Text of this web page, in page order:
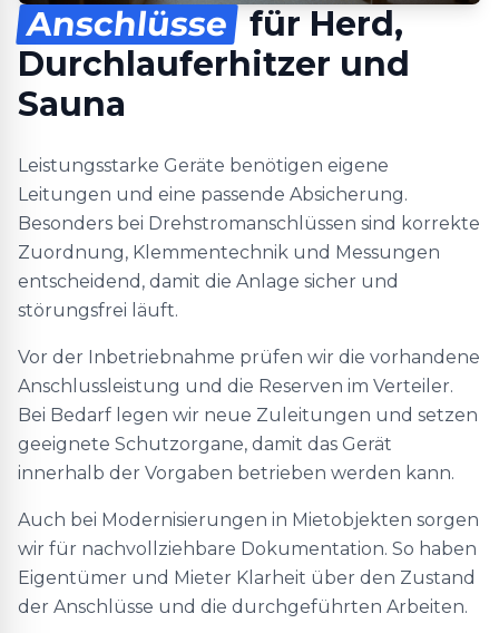
Anschlüsse für Herd,
Durchlauferhitzer und
Sauna
Leistungsstarke Geräte benötigen eigene
Leitungen und eine passende Absicherung.
Besonders bei Drehstromanschlüssen sind korrekte
Zuordnung, Klemmentechnik und Messungen
entscheidend, damit die Anlage sicher und
störungsfrei läuft.
Vor der Inbetriebnahme prüfen wir die vorhandene
Anschlussleistung und die Reserven im Verteiler.
Bei Bedarf legen wir neue Zuleitungen und setzen
geeignete Schutzorgane, damit das Gerät
innerhalb der Vorgaben betrieben werden kann.
Auch bei Modernisierungen in Mietobjekten sorgen
wir für nachvollziehbare Dokumentation. So haben
Eigentümer und Mieter Klarheit über den Zustand
der Anschlüsse und die durchgeführten Arbeiten.